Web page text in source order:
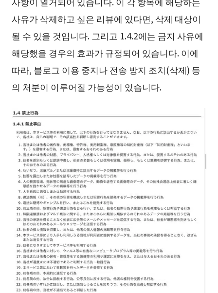
사유가 삭제하고 싶은 리뷰에 있다면, 삭제 대상이
될 수 있을 것입니다. 그리고 1.4.2에는 금지 사유에
해당했을 경우의 효과가 규정되어 있습니다. 이에
따라, 블로그 이용 중지나 전송 방지 조치(삭제) 등
의 처분이 이루어질 가능성이 있습니다.